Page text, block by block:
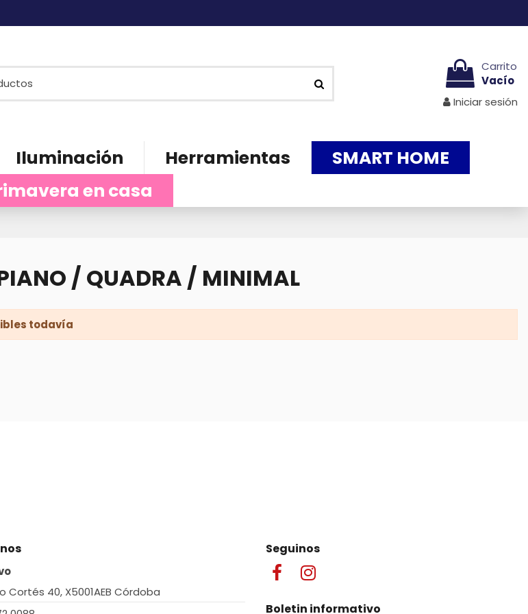
Carrito
Vacío
Iniciar sesión
Iluminación Herramientas
SMART HOME
en casa
/ QUADRA / MINIMAL
todavía
Cortés 40, X5001AEB Córdoba
Seguinos
Boletin informativo